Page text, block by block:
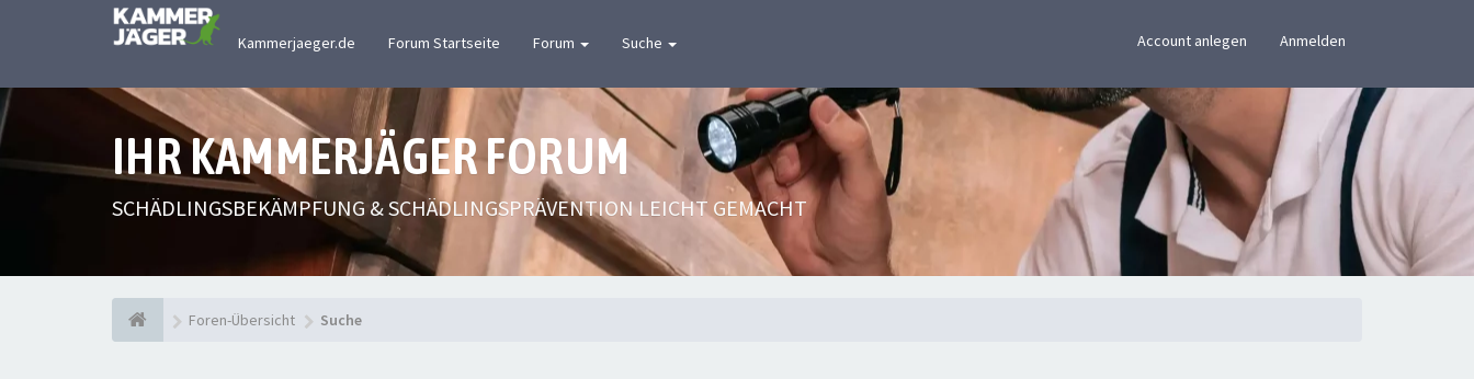
Kammerjaeger.de Forum Startseite Forum Suche Account anlegen Anmelden
IHR KAMMERJÄGER FORUM
SCHÄDLINGSBEKÄMPFUNG & SCHÄDLINGSPRÄVENTION LEICHT GEMACHT
Foren-Übersicht Suche